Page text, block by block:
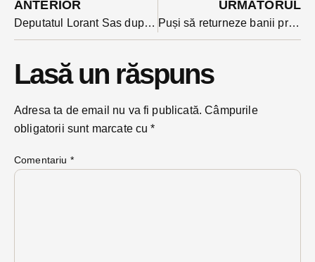
ANTERIOR
Deputatul Lorant Sas după ce proiectul REPER a devenit partid și în acte: ”Un partid pentru care egalitatea de gen şi de şanse este o regulă.”
URMĂTORUL
Puși să returneze banii primiți în pandemie pentru întreruperea activității. S-a întâmplat cu 35 de persoane fizice autorizate. Suspiciuni și în cazul unor avocați
Lasă un răspuns
Adresa ta de email nu va fi publicată. Câmpurile
obligatorii sunt marcate cu*
Comentariu *